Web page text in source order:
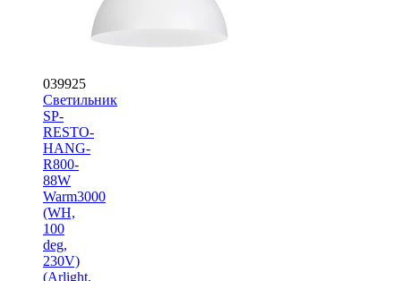
039925
Светильник
SP-
RESTO-
HANG-
R800-
88W
Warm3000
(WH,
100
deg,
230V)
(Arlight,